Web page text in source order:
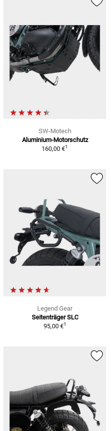
SW-Motech
Aluminium-Motorschutz
160,00 €1
Legend Gear
Seitenträger SLC
95,00 €1